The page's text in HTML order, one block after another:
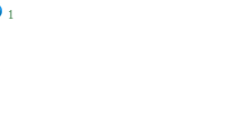
1